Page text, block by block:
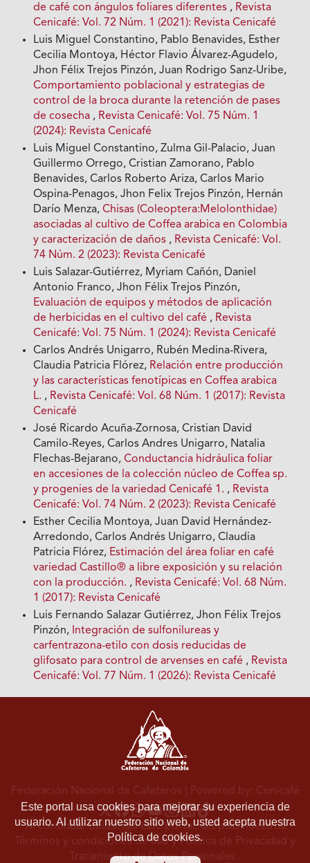
de café con ángulos foliares diferentes , Revista
Cenicafé: Vol. 72 Núm. 1 (2021): Revista Cenicafé
Luis Miguel Constantino, Pablo Benavides, Esther
Cecilia Montoya, Héctor Flavio Álvarez-Agudelo,
Jhon Félix Trejos Pinzón, Juan Rodrigo Sanz-Uribe,
Comportamiento poblacional y estrategias de
control de la broca durante la retención de pases
de cosecha , Revista Cenicafé: Vol. 75 Núm. 1
(2024): Revista Cenicafé
Luis Miguel Constantino, Zulma Gil-Palacio, Juan
Guillermo Orrego, Cristian Zamorano, Pablo
Benavides, Carlos Roberto Ariza, Carlos Mario
Ospina-Penagos, Jhon Felix Trejos Pinzón, Hernán
Darío Menza,Chisas (Coleoptera:Melolonthidae)
asociadas al cultivo de Coffea arabica en Colombia
y caracterización de daños , Revista Cenicafé: Vol.
74 Núm. 2 (2023): Revista Cenicafé
Luis Salazar-Gutiérrez, Myriam Cañón, Daniel
Antonio Franco, Jhon Félix Trejos Pinzón,
Evaluación de equipos y métodos de aplicación
de herbicidas en el cultivo del café , Revista
Cenicafé: Vol. 75 Núm. 1 (2024): Revista Cenicafé
Carlos Andrés Unigarro, Rubén Medina-Rivera,
Claudia Patricia Flórez, Relación entre producción
y las características fenotípicas en Coffea arabica
L. , Revista Cenicafé: Vol. 68 Núm. 1 (2017): Revista
Cenicafé
José Ricardo Acuña-Zornosa, Cristian David
Camilo-Reyes, Carlos Andres Unigarro, Natalia
Flechas-Bejarano,Conductancia hidráulica foliar
en accesiones de la colección núcleo de Coffea sp.
y progenies de la variedad Cenicafé 1. , Revista
Cenicafé: Vol. 74 Núm. 2 (2023): Revista Cenicafé
Esther Cecilia Montoya, Juan David Hernández-
Arredondo, Carlos Andrés Unigarro, Claudia
Patricia Flórez, Estimación del área foliar en café
variedad Castillo® a libre exposición y su relación
con la producción. , Revista Cenicafé: Vol. 68 Núm.
1 (2017): Revista Cenicafé
Luis Fernando Salazar Gutiérrez, Jhon Félix Trejos
Pinzón, Integración de sulfonilureas y
carfentrazona-etilo con dosis reducidas de
glifosato para control de arvenses en café , Revista
Cenicafé: Vol. 77 Núm. 1 (2026): Revista Cenicafé
Este portal usa cookies para mejorar su experiencia de
usuario. Al utilizar nuestro sitio web, usted acepta nuestra
Política de cookies.
Federación Nacional de Cafeteros | Powered by: Cenicafé
Al continuar utilizando este portal, aceptas nuestros
Términos y condiciones de usoyPolítica de Privacidad y
Tratamiento de Datos Personales